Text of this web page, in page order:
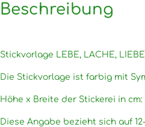
Beschreibung
Stickvorlage LEBE, LACHE,
Die Stickvorlage ist farbig mit
Höhe x Breite der Stickerei in cm:
Diese Angabe bezieht sich auf